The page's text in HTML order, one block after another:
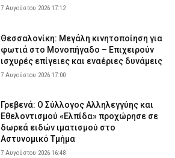
7 Αυγούστου 2026 17:12
Θεσσαλονίκη: Μεγάλη κινητοποίηση για
φωτιά στο Μονοπήγαδο – Επιχειρούν
ισχυρές επίγειες και εναέριες δυνάμεις
7 Αυγούστου 2026 17:00
Γρεβενά: Ο Σύλλογος Αλληλεγγύης και
Εθελοντισμού «Ελπίδα» προχώρησε σε
δωρεά ειδών ιματισμού στο
Αστυνομικό Τμήμα
7 Αυγούστου 2026 16:48